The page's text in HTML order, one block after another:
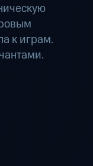
к играм.